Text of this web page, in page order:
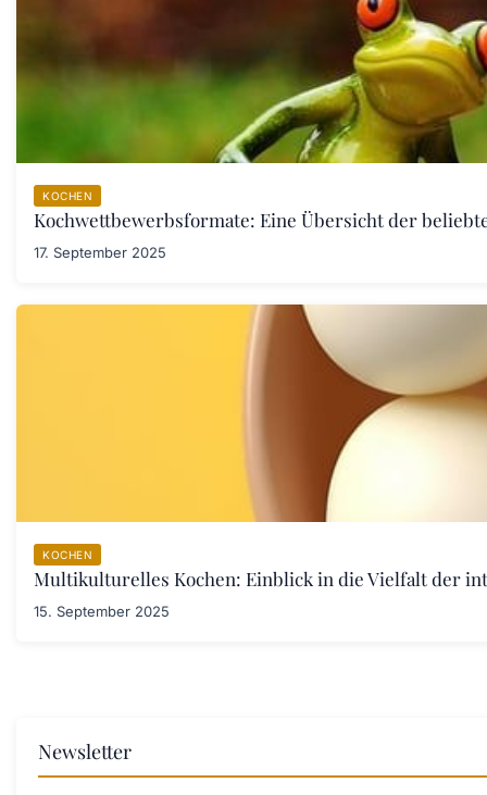
KOCHEN
Kochwettbewerbsformate: Eine Übersicht der
17. September 2025
KOCHEN
Multikulturelles Kochen: Einblick in die Vielfalt der
15. September 2025
Newsletter